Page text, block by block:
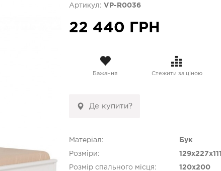
Артикул: VP-R0036
22 440 ГРН
Бажання Стежити за ціною
Де купити?
Матеріал: Бук
Розміри: 129x227x111
Розмір спального місця: 120х200